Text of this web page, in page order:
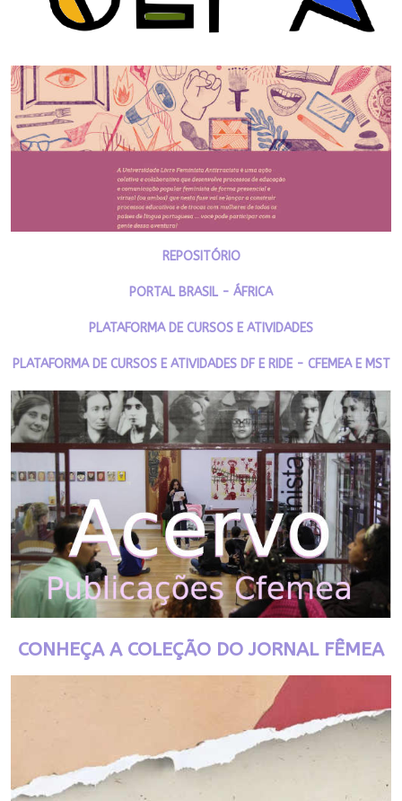
REPOSITÓRIO
PORTAL BRASIL - ÁFRICA
PLATAFORMA DE CURSOS E ATIVIDADES
PLATAFORMA DE CURSOS E ATIVIDADES DF E RIDE - CFEMEA E MST
CONHEÇA A COLEÇÃO DO JORNAL FÊMEA